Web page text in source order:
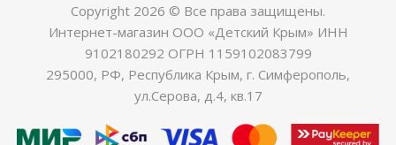
Copyright 2026 © Все права защищены.
Интернет-магазин ООО «Детский Крым» ИНН
9102180292 ОГРН 1159102083799
295000, РФ, Республика Крым, г. Симферополь,
ул.Серова, д.4, кв.17